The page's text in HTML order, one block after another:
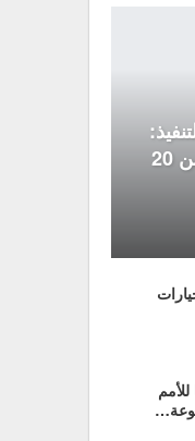
750 يورو بشروط واضحة!ابتداءً من 20